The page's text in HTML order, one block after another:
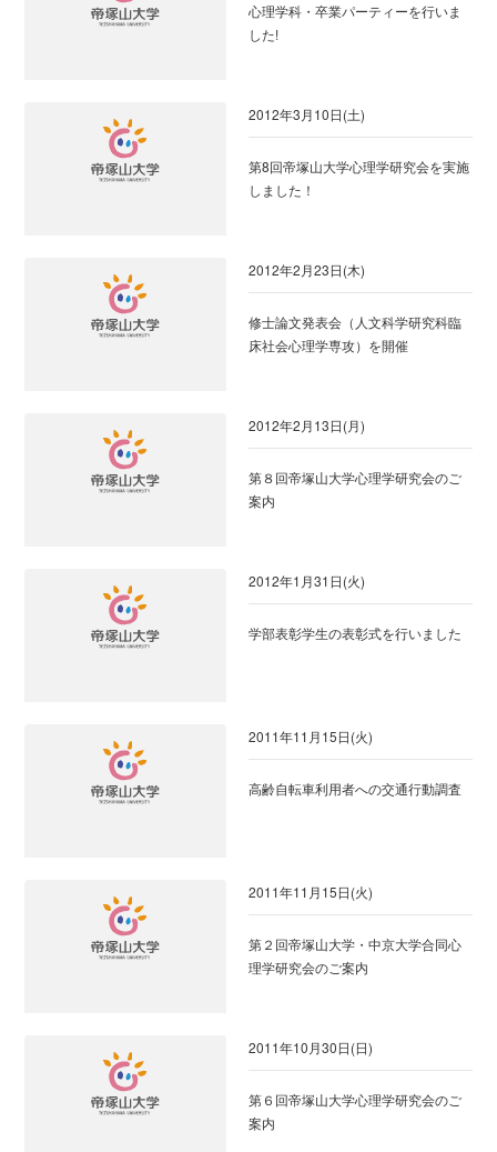
心理学科・卒業パーティーを行いま
した!
2012年3月10日(土)
第8回帝塚山大学心理学研究会を実施
しました！
2012年2月23日(木)
修士論文発表会（人文科学研究科臨
床社会心理学専攻）を開催
2012年2月13日(月)
第８回帝塚山大学心理学研究会のご
案内
2012年1月31日(火)
学部表彰学生の表彰式を行いました
2011年11月15日(火)
高齢自転車利用者への交通行動調査
2011年11月15日(火)
第２回帝塚山大学・中京大学合同心
理学研究会のご案内
2011年10月30日(日)
第６回帝塚山大学心理学研究会のご
案内